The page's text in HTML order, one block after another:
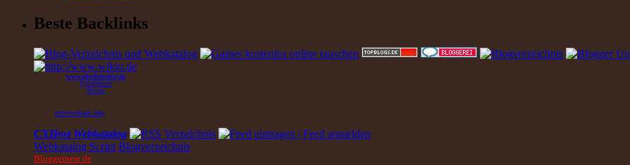
Beste Backlinks
www.pferdetoplist.de
Fjordpferde
Reiten
photovoltaik.info
CXHost Webkatalog
Webkatalog Script Blogverzeichnis
Bloggernest.de